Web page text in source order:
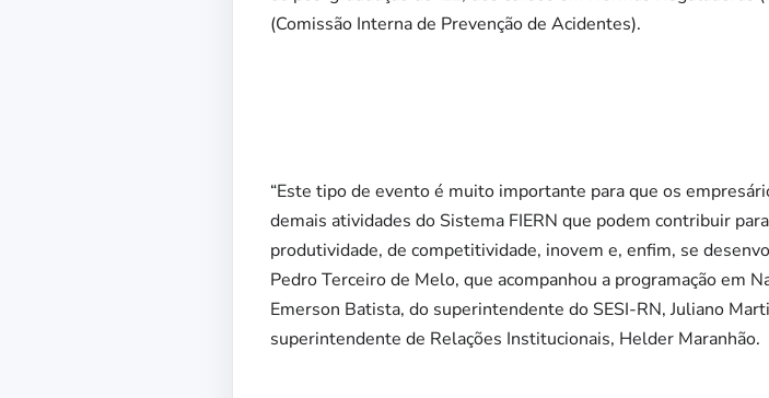
(Comissão Interna de Prevenção de Acidentes).
“Este tipo de evento é muito importante para que os
demais atividades do Sistema FIERN que podem contribuir
produtividade, de competitividade, inovem e, enfim, se
Pedro Terceiro de Melo, que acompanhou a programação em
Emerson Batista, do superintendente do SESI-RN, Juliano
superintendente de Relações Institucionais, Helder Maranhão.